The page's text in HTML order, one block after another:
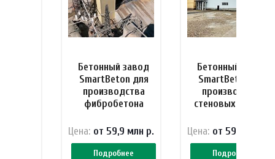
Бетонный завод
SmartBeton для
производства
фибробетона
Подробнее
Цена: от 59,9 млн р.
Бетонный завод
SmartBeton для
производства
стеновых панелей
Подробнее
Цена: от 59,9 млн